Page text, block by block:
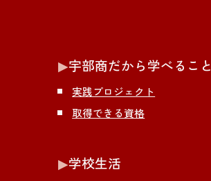
▶︎宇部商だから学べること
実践プロジェクト
取得できる資格
▶︎学校生活